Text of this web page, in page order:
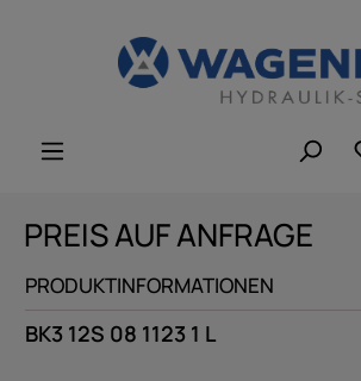
PREIS AUF ANFRAGE
PRODUKTINFORMATIONEN
BK3 12S 08 1123 1 L